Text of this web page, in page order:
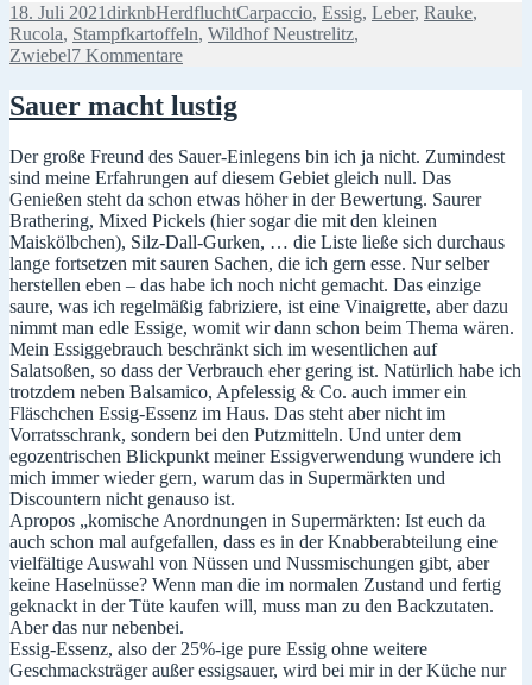
Veröffentlicht
am
18. Juli 2021Autor
dirknbKategorien
HerdfluchtSchlagwörter
Carpaccio, Essig, Leber, Rauke,
Rucola, Stampfkartoffeln, Wildhof Neustrelitz,
Zwiebel7 Kommentarezu
kommt
einiges
–
Wild
gegessen
und
gejammert,
auf
hohem
Niveau
Sauer macht lustig
Der große Freund des Sauer-Einlegens bin ich ja nicht. Zumindest
sind meine Erfahrungen auf diesem Gebiet gleich null. Das
Genießen steht da schon etwas höher in der Bewertung. Saurer
Brathering, Mixed Pickels (hier sogar die mit den kleinen
Maiskölbchen), Silz-Dall-Gurken, … die Liste ließe sich durchaus
lange fortsetzen mit sauren Sachen, die ich gern esse. Nur selber
herstellen eben – das habe ich noch nicht gemacht. Das einzige
saure, was ich regelmäßig fabriziere, ist eine Vinaigrette, aber dazu
nimmt man edle Essige, womit wir dann schon beim Thema wären.
Mein Essiggebrauch beschränkt sich im wesentlichen auf
Salatsoßen, so dass der Verbrauch eher gering ist. Natürlich habe ich
trotzdem neben Balsamico, Apfelessig & Co. auch immer ein
Fläschchen Essig-Essenz im Haus. Das steht aber nicht im
Vorratsschrank, sondern bei den Putzmitteln. Und unter dem
egozentrischen Blickpunkt meiner Essigverwendung wundere ich
mich immer wieder gern, warum das in Supermärkten und
Discountern nicht genauso ist.
Apropos „komische Anordnungen in Supermärkten: Ist euch da
auch schon mal aufgefallen, dass es in der Knabberabteilung eine
vielfältige Auswahl von Nüssen und Nussmischungen gibt, aber
keine Haselnüsse? Wenn man die im normalen Zustand und fertig
geknackt in der Tüte kaufen will, muss man zu den Backzutaten.
Aber das nur nebenbei.
Essig-Essenz, also der 25%-ige pure Essig ohne weitere
Geschmacksträger außer essigsauer, wird bei mir in der Küche nur